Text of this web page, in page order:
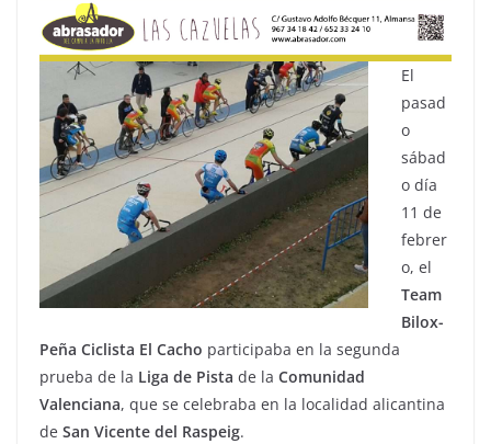
El
pasad
o
sábad
o día
11 de
febrer
o, el
Team
Bilox-
Peña Ciclista El Cacho participaba en la segunda
prueba de la Liga de Pista de la Comunidad
Valenciana, que se celebraba en la localidad alicantina
de San Vicente del Raspeig.